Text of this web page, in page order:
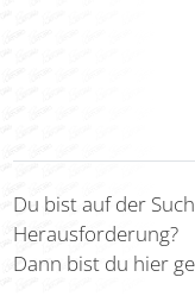
Du bist auf der
Herausforderung?
Dann bist du hier